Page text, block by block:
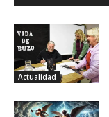
Actualidad